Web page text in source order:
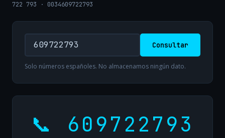
722 793 · 0034609722793
Consultar
Solo números españoles. No almacenamos ningún dato.
📞 609722793